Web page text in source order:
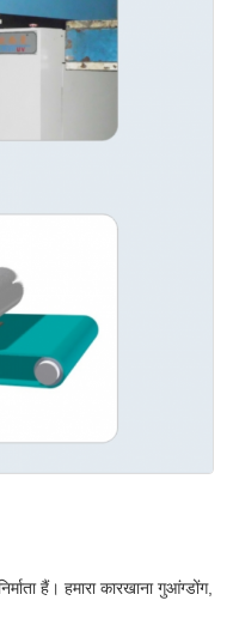
हैं। हमारा कारखाना गुआंग्डोंग,